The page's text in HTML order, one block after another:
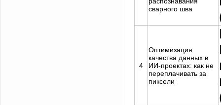
сварного шва
4
Оптимизация
качества данных в
ИИ-проектах: как не
переплачивать за
пиксели